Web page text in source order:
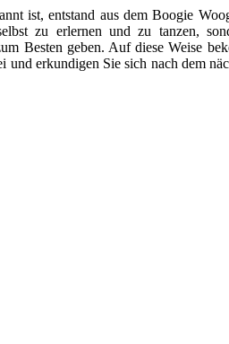
ist, entstand aus dem Boogie
zu erlernen und zu tanzen,
Besten geben. Auf diese Weise
und erkundigen Sie sich nach dem